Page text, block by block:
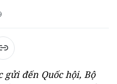
gửi đến Quốc hội, Bộ